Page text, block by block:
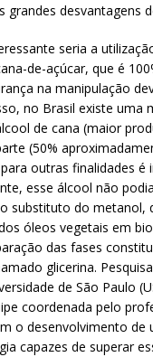
grandes desvantagens
seria a
de-açúcar, que é
na manipulação
no Brasil existe uma
de cana (maior
(50%
outras finalidades é
esse álcool não
substituto do metanol,
óleos vegetais em
das fases
glicerina.
de São Paulo
coordenada pelo
o desenvolvimento de
capazes de superar